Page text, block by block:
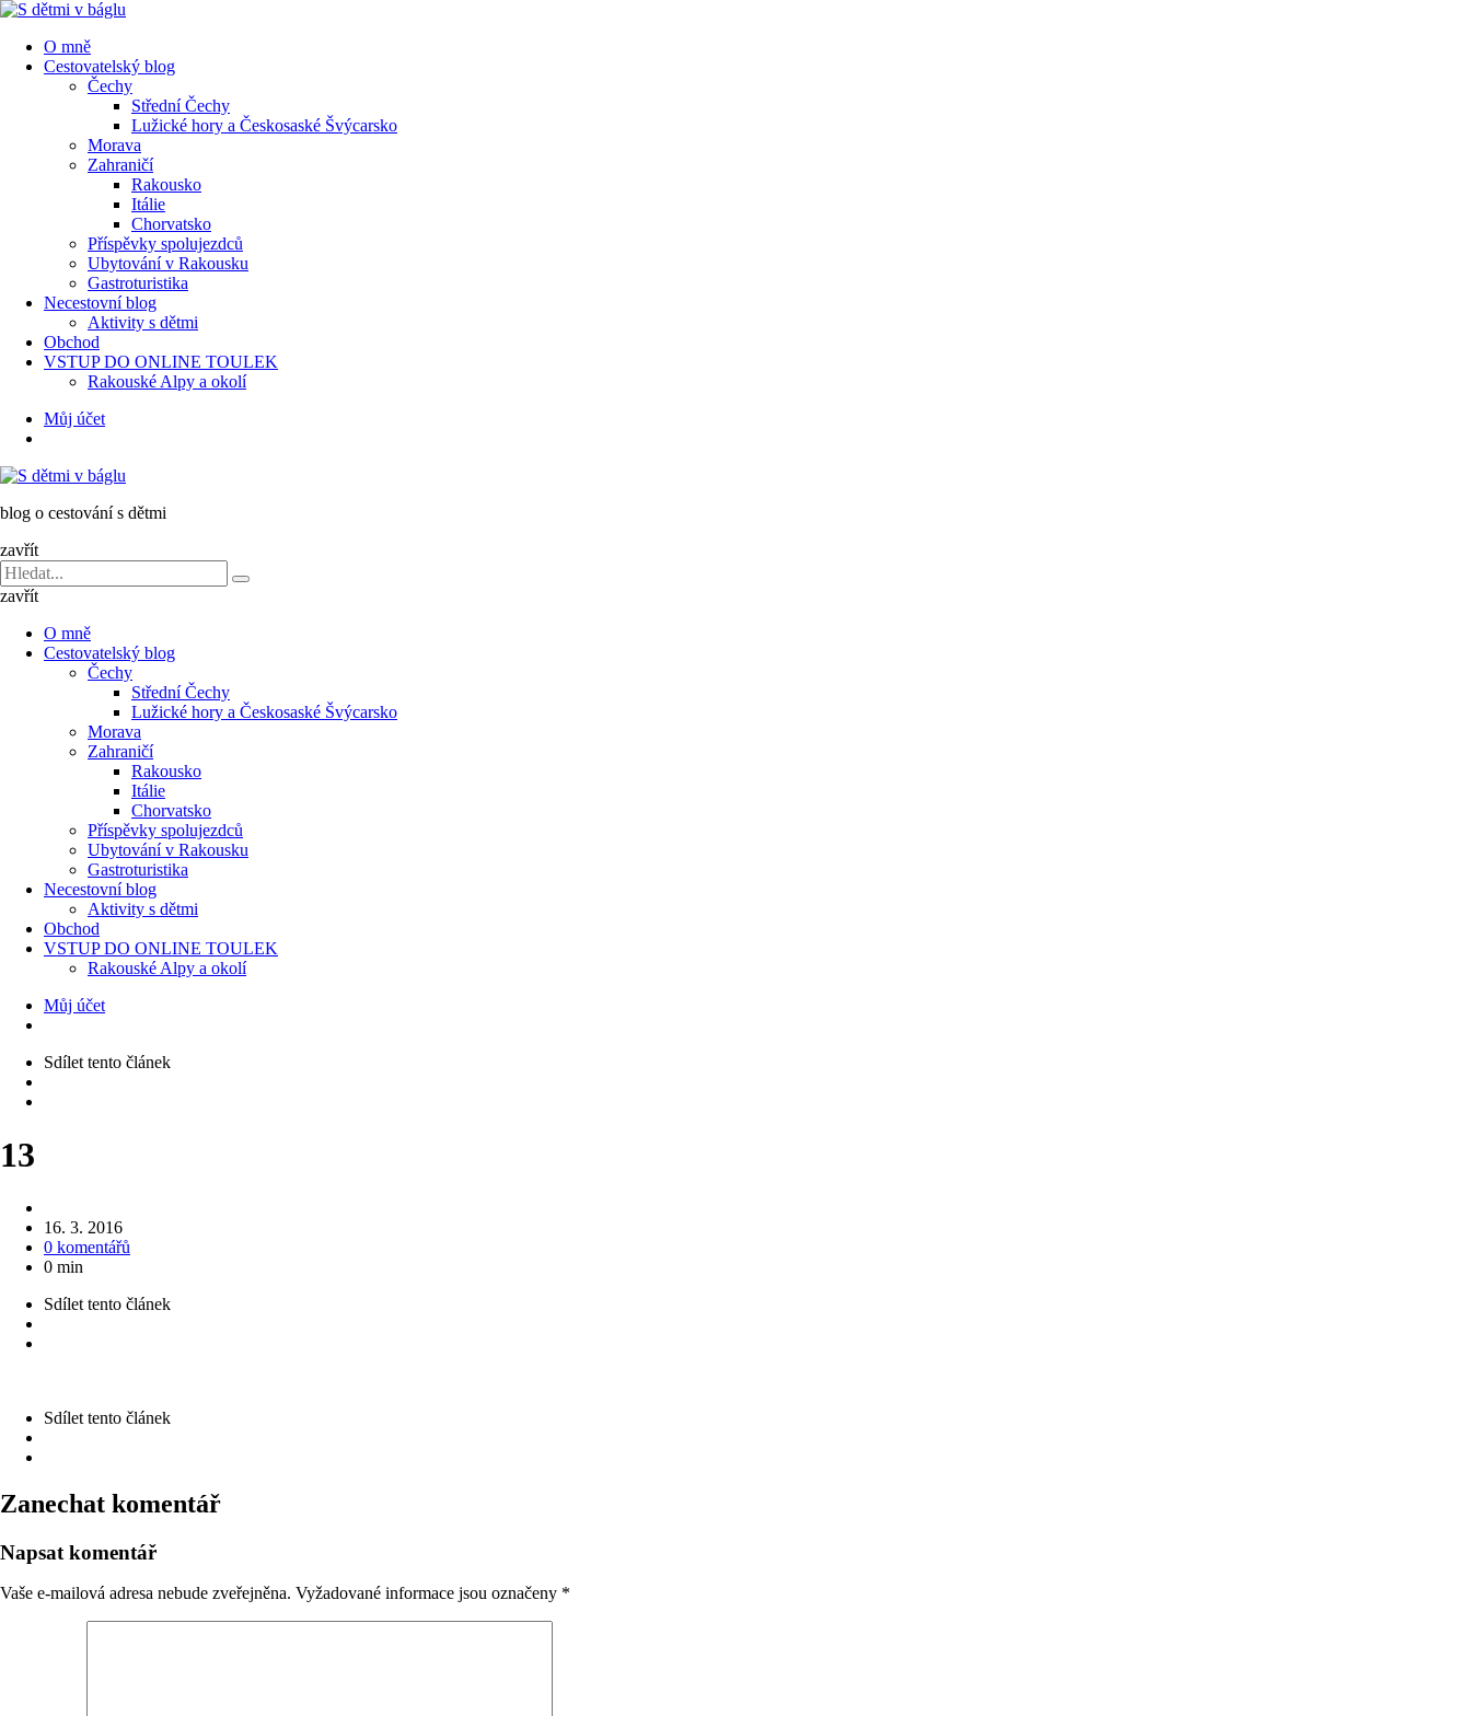
Menu
Menu
O mně
Cestovatelský blog
Čechy
Střední Čechy
Lužické hory a Českosaské Švýcarsko
Morava
Zahraničí
Rakousko
Itálie
Chorvatsko
Příspěvky spolujezdců
Ubytování v Rakousku
Gastroturistika
Necestovní blog
Aktivity s dětmi
Obchod
VSTUP DO ONLINE TOULEK
Rakouské Alpy a okolí
HledatMůj účet
v
blog o cestování s dětmi
zavřít
Vyhledávání
pro:
Hledat
zavřít
O mně
Cestovatelský blog
Čechy
Střední Čechy
Lužické hory a Českosaské Švýcarsko
Morava
Zahraničí
Rakousko
Itálie
Chorvatsko
Příspěvky spolujezdců
Ubytování v Rakousku
Gastroturistika
Necestovní blog
Aktivity s dětmi
Obchod
VSTUP DO ONLINE TOULEK
Rakouské Alpy a okolí
Můj účet
Sdílet tento článek
13
16. 3. 2016
0 komentářů
0 min
Sdílet tento článek
Sdílet tento článek
Zanechat komentář
Napsat komentář
Vaše e-mailová adresa nebude zveřejněna. Vyžadované informace jsou označeny *